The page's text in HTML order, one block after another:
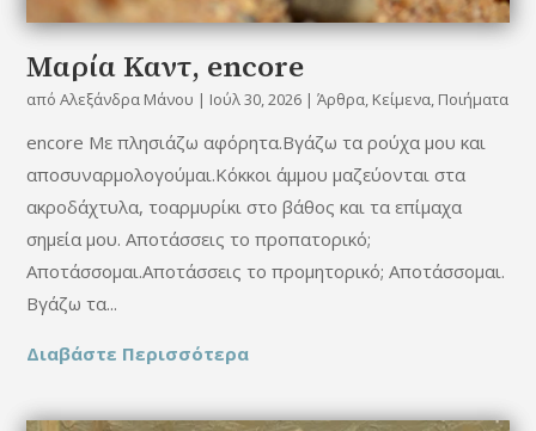
Mαρία Καντ, encore
απόΑλεξάνδρα Μάνου | Ιούλ 30, 2026 |Άρθρα, Κείμενα, Ποιήματα
encore Με πλησιάζω αφόρητα.Βγάζω τα ρούχα μου και
αποσυναρμολογούμαι.Κόκκοι άμμου μαζεύονται στα
ακροδάχτυλα, τοαρμυρίκι στο βάθος και τα επίμαχα
σημεία μου. Αποτάσσεις το προπατορικό;
Αποτάσσομαι.Αποτάσσεις το προμητορικό; Αποτάσσομαι.
Βγάζω τα...
Διαβάστε Περισσότερα